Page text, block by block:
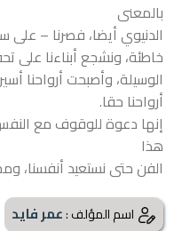
بالمعنى
الدنيوي أيضا، فصرنا – على
خاطئة، ونشجع أبناءنا على
الوسيلة، وأصبحت أرواحنا
أرواحنا حقا.
إنها دعوة للوقوف مع
هذا
الفن حتى نستعيد أنفسنا،
اسم المؤلف :عمر فايد